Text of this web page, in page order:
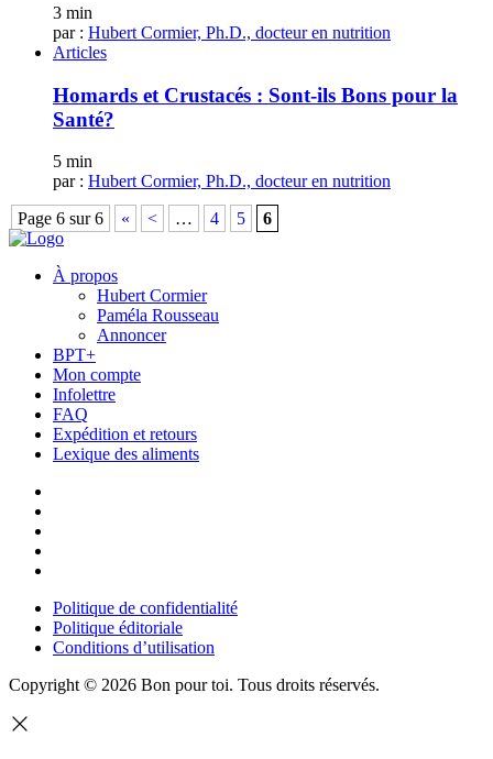
3 min
par : Hubert Cormier, Ph.D., docteur en nutrition
Articles
Homards et Crustacés : Sont-ils Bons pour la
Santé?
5 min
par : Hubert Cormier, Ph.D., docteur en nutrition
Page 6 sur 6
« < … 4 5 6
À propos
Hubert Cormier
Paméla Rousseau
Annoncer
BPT+
Mon compte
Infolettre
FAQ
Expédition et retours
Lexique des aliments
Politique de confidentialité
Politique éditoriale
Conditions d’utilisation
Copyright © 2026 Bon pour toi. Tous droits réservés.